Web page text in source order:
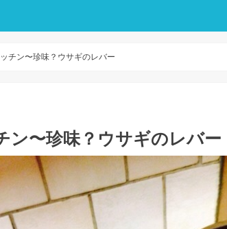
チン〜珍味？ウサギのレバー
ン〜珍味？ウサギのレバー